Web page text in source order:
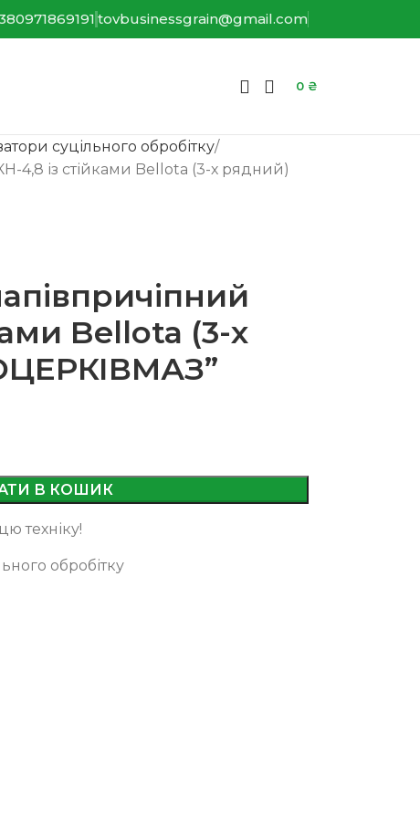
tovbusinessgrain@gmail.com
0 ₴
суцільного обробітку
4,8 із стійками Bellota (3-х рядний)
Bellota (3-х
В КОШИК
техніку!
обробітку